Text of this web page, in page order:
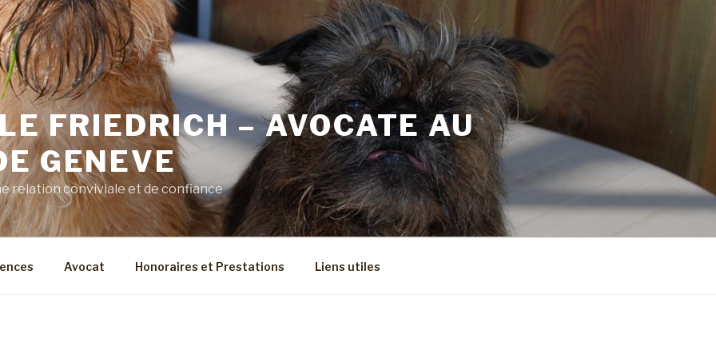
FRIEDRICH – AVOCATE AU
GENEVE
relation conviviale et de confiance
Avocat Honoraires et Prestations Liens utiles